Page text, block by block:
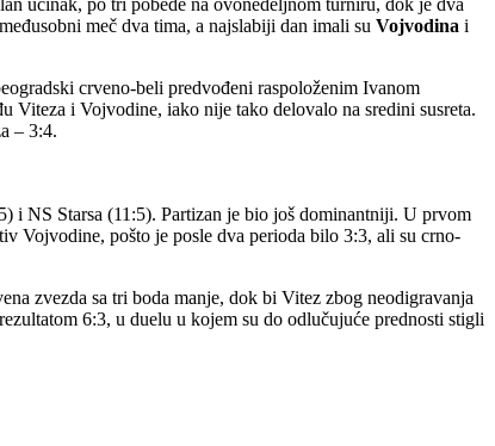
meč dva tima, a najslabiji dan imali su Vojvodina i
crveno-beli predvođeni raspoloženim Ivanom
i Vojvodine, iako nije tako delovalo na sredini susreta.
– 3:4.
i NS Starsa (11:5). Partizan je bio još dominantniji. U prvom
Vojvodine, pošto je posle dva perioda bilo 3:3, ali su crno-
zvezda sa tri boda manje, dok bi Vitez zbog neodigravanja
6:3, u duelu u kojem su do odlučujuće prednosti stigli